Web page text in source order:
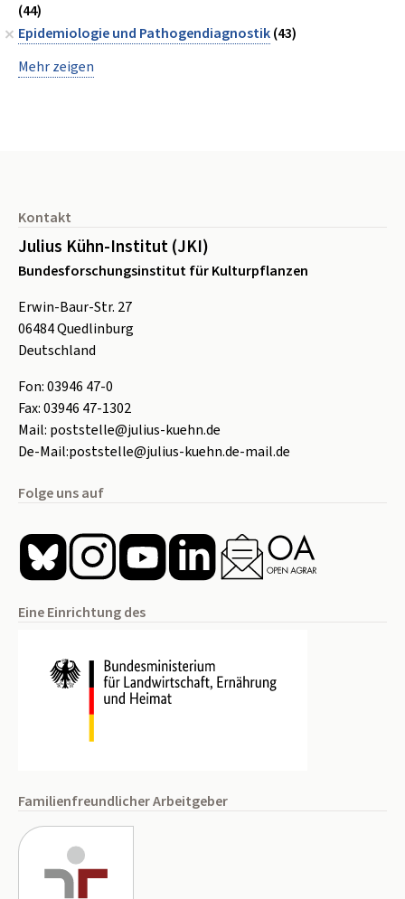
(44)
Epidemiologie und Pathogendiagnostik(43)
Mehr zeigen
Kontakt
Julius Kühn-Institut (JKI)
Bundesforschungsinstitut für Kulturpflanzen
Erwin-Baur-Str. 27
06484Quedlinburg
Deutschland
Fon:03946 47-0
Fax:03946 47-1302
Mail: poststelle@julius-kuehn.de
De-Mail:poststelle@julius-kuehn.de-mail.de
Folge uns auf
Eine Einrichtung des
Familienfreundlicher Arbeitgeber